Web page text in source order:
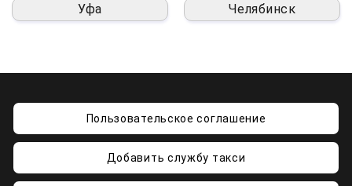
Уфа Челябинск
Пользовательское соглашение
Добавить службу такси